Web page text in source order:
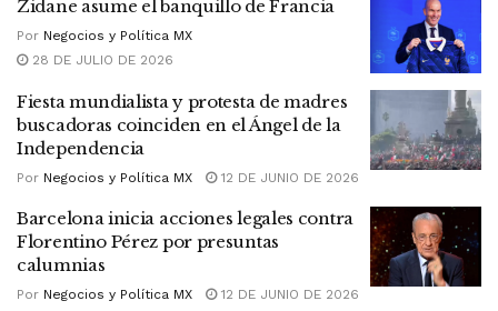
Zidane asume el banquillo de Francia
Por Negocios y Política MX
28 DE JULIO DE 2026
Fiesta mundialista y protesta de madres
buscadoras coinciden en el Ángel de la
Independencia
Por Negocios y Política MX 12 DE JUNIO DE 2026
Barcelona inicia acciones legales contra
Florentino Pérez por presuntas
calumnias
Por Negocios y Política MX 12 DE JUNIO DE 2026